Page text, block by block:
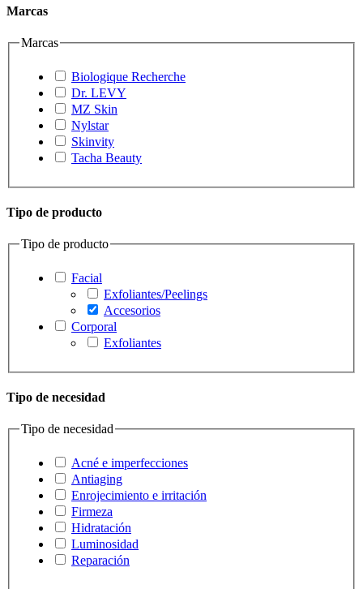
Marcas
Marcas
Biologique Recherche
Dr. LEVY
MZ Skin
Nylstar
Skinvity
Tacha Beauty
Tipo de producto
Tipo de producto
Facial
Exfoliantes/Peelings
Accesorios
Corporal
Exfoliantes
Tipo de necesidad
Tipo de necesidad
Acné e imperfecciones
Antiaging
Enrojecimiento e irritación
Firmeza
Hidratación
Luminosidad
Reparación